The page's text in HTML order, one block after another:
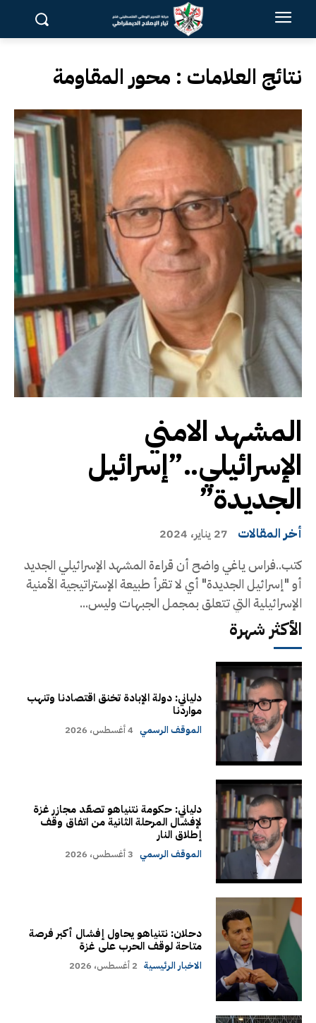
نتائج العلامات : محور المقاومة
المشهد الامني
الإسرائيلي..”إسرائيل
الجديدة”
أخر المقالات 27 يناير، 2024
كتب..فراس ياغي واضح أن قراءة المشهد الإسرائيلي الجديد
أو "إسرائيل الجديدة" أي لا تقرأ طبيعة الإستراتيجية الأمنية
الإسرائيلية التي تتعلق بمجمل الجبهات وليس...
الأكثر شهرة
دلياني: دولة الإبادة تخنق اقتصادنا وتنهب
مواردنا
الموقف الرسمي 4 أغسطس، 2026
دلياني: حكومة نتنياهو تصعّد مجازر غزة
لإفشال المرحلة الثانية من اتفاق وقف
إطلاق النار
الموقف الرسمي 3 أغسطس، 2026
دحلان: نتنياهو يحاول إفشال أكبر فرصة
متاحة لوقف الحرب على غزة
الاخبار الرئيسية 2 أغسطس، 2026